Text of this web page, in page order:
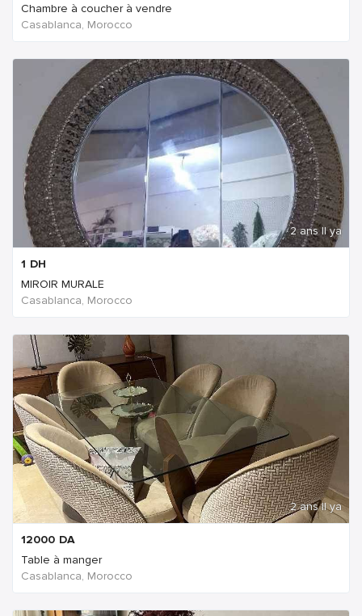
Chambre à coucher à vendre
Casablanca, Morocco
2 ans Il ya
1 DH
MIROIR MURALE
Casablanca, Morocco
2 ans Il ya
12000 DA
Table à manger
Casablanca, Morocco